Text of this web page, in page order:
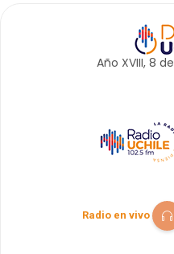
Año XVIII, 8 de
Radio en vivo